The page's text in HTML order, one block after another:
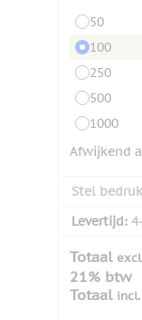
50
100
250
500
1000
Afwijkend
Stel
Levertijd:
Totaal
21% btw
Totaal